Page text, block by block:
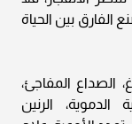
الفارق بين الحياة
الصداع المفاجئ،
الدموية، الرنين